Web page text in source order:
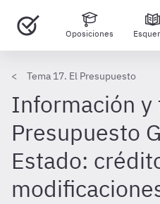
Oposiciones
Tema 17. El Presupuesto
Información
Presupuesto
Estado: